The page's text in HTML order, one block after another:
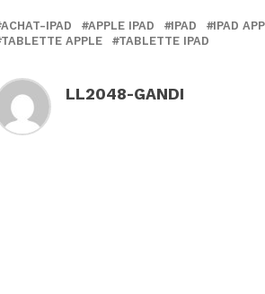
ACHAT-IPAD APPLE IPAD IPAD IPAD
TABLETTE APPLE
TABLETTE IPAD
LL2048-GANDI